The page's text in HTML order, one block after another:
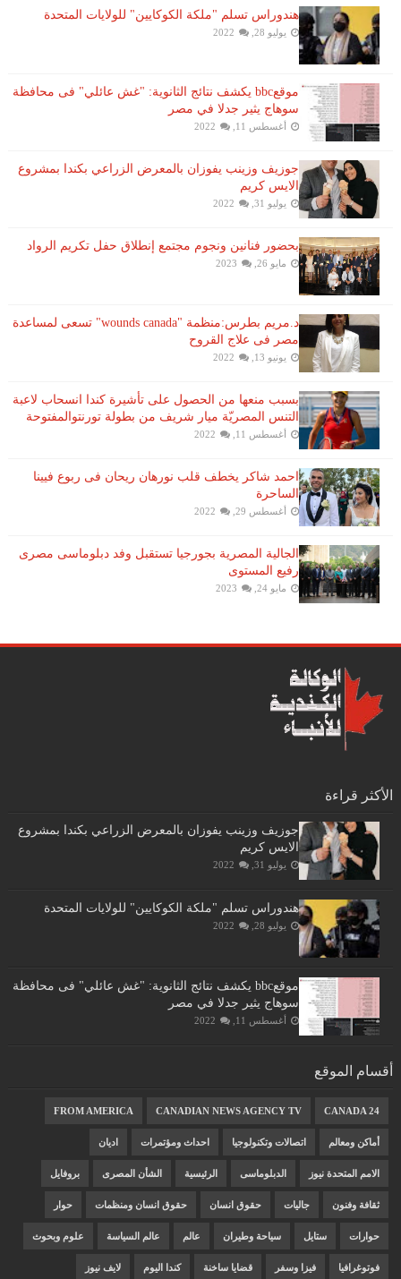
هندوراس تسلم "ملكة الكوكايين" للولايات المتحدة
يوليو 28, 2022
موقعbbc يكشف نتائج الثانوية: "غش عائلي" فى محافظة
سوهاج يثير جدلا في مصر
أغسطس 11, 2022
جوزيف وزينب يفوزان بالمعرض الزراعي بكندا بمشروع
الايس كريم
يوليو 31, 2022
بحضور فنانين ونجوم مجتمع إنطلاق حفل تكريم الرواد
مايو 26, 2023
د.مريم بطرس:منظمة "wounds canada" تسعى لمساعدة
مصر فى علاج القروح
يونيو 13, 2022
بسبب منعها من الحصول على تأشيرة كندا انسحاب لاعبة ​
التنس​ المصريّة ​ميار شريف​ من بطولة ​تورنتو​المفتوحة
أغسطس 11, 2022
احمد شاكر يخطف قلب نورهان ريحان فى ربوع فيينا
الساحرة
أغسطس 29, 2022
الجالية المصرية بجورجيا تستقبل وفد دبلوماسى مصرى
رفيع المستوى
مايو 24, 2023
الأكثر قراءة
جوزيف وزينب يفوزان بالمعرض الزراعي بكندا بمشروع
الايس كريم
يوليو 31, 2022
هندوراس تسلم "ملكة الكوكايين" للولايات المتحدة
يوليو 28, 2022
موقعbbc يكشف نتائج الثانوية: "غش عائلي" فى محافظة
سوهاج يثير جدلا في مصر
أغسطس 11, 2022
أقسام الموقع
CANADA 24
CANADIAN NEWS AGENCY TV
FROM AMERICA
أماكن ومعالم اتصالات وتكنولوجيا احداث ومؤتمرات اديان
الامم المتحدة نيوز الدبلوماسى الرئيسية الشأن المصرى بروفايل
ثقافة وفنون جاليات حقوق انسان حقوق انسان ومنظمات حوار
حوارات ستايل سياحة وطيران عالم عالم السياسة علوم وبحوث
فوتوغرافيا فيزا وسفر قضايا ساخنة كندا اليوم لايف نيوز